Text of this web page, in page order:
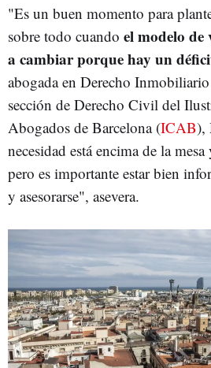
"Es un buen momento para
sobre todo cuando el modelo
a cambiar porque hay un
abogada en Derecho
sección de Derecho Civil del
Abogados de Barcelona (ICAB),
necesidad está encima de la
pero es importante estar bien
y asesorarse", asevera.